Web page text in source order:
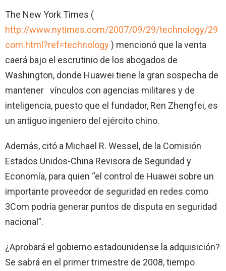
The New York Times (
http://www.nytimes.com/2007/09/29/technology/29
com.html?ref=technology) mencionó que la venta
caerá bajo el escrutinio de los abogados de
Washington, donde Huawei tiene la gran sospecha de
mantener vínculos con agencias militares y de
inteligencia, puesto que el fundador, Ren Zhengfei, es
un antiguo ingeniero del ejército chino.
Además, citó a Michael R. Wessel, de la Comisión
Estados Unidos-China Revisora de Seguridad y
Economía, para quien “el control de Huawei sobre un
importante proveedor de seguridad en redes como
3Com podría generar puntos de disputa en seguridad
nacional”.
¿Aprobará el gobierno estadounidense la adquisición?
Se sabrá en el primer trimestre de 2008, tiempo